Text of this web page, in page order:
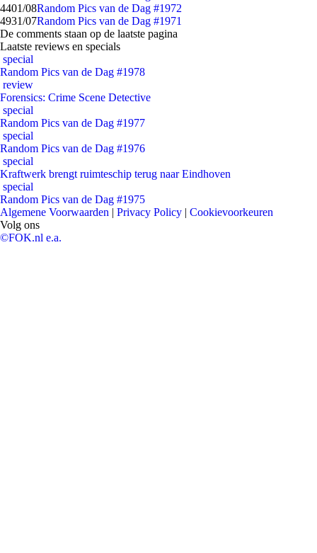
4401/08Random Pics van de Dag #1972
4931/07Random Pics van de Dag #1971
De comments staan op de laatste pagina
Laatste reviews en specials
special
Random Pics van de Dag #1978
review
Forensics: Crime Scene Detective
special
Random Pics van de Dag #1977
special
Random Pics van de Dag #1976
special
Kraftwerk brengt ruimteschip terug naar Eindhoven
special
Random Pics van de Dag #1975
Algemene Voorwaarden | Privacy Policy | Cookievoorkeuren
Volg ons
©FOK.nl e.a.